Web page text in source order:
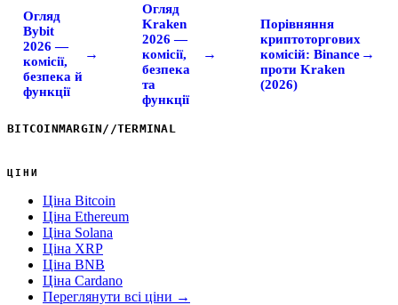
Огляд
Bybit
2026 —
комісії,
безпека й
функції
→
Огляд
Kraken
2026 —
комісії,
безпека
та
функції
→
Порівняння
криптоторгових
комісій: Binance
проти Kraken
(2026)
→
BITCOINMARGIN //TERMINAL
ЦІНИ
Ціна Bitcoin
Ціна Ethereum
Ціна Solana
Ціна XRP
Ціна BNB
Ціна Cardano
Переглянути всі ціни →